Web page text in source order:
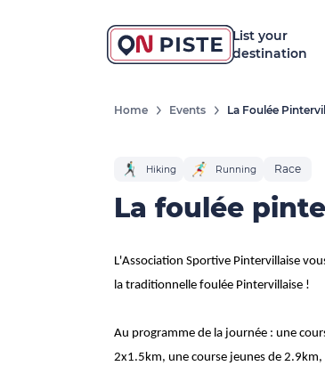
List your
destination
Home Events La Foulée
Hiking Running Race
La foulée
L'Association Sportive Pintervillaise
la traditionnelle foulée Pintervillaise !
Au programme de la journée : une
2x1.5km, une course jeunes de